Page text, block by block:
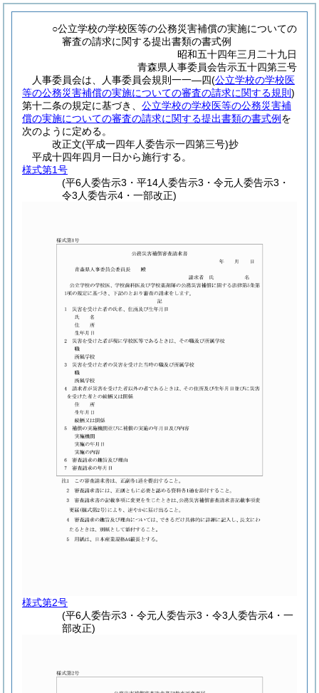
○公立学校の学校医等の公務災害補償の実施についての
審査の請求に関する提出書類の書式例
昭和五十四年三月二十九日
青森県人事委員会告示五十四第三号
人事委員会は、人事委員会規則一一―四(公立学校の学校医
等の公務災害補償の実施についての審査の請求に関する規則 )
第十二条の規定に基づき、 公立学校の学校医等の公務災害補
償の実施についての審査の請求に関する提出書類の書式例 を
次のように定める。
改正文(平成一四年人委告示一四第三号)抄
平成十四年四月一日から施行する。
様式第1号
(平6人委告示3・平14人委告示3・令元人委告示3・
令3人委告示4・一部改正)
様式第2号
(平6人委告示3・令元人委告示3・令3人委告示4・一
部改正)